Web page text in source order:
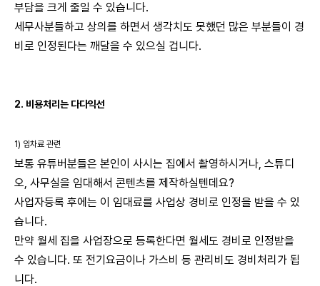
부담을 크게 줄일 수 있습니다.
세무사분들하고 상의를 하면서 생각치도 못했던 많은 부분들이 경
비로 인정된다는 깨달을 수 있으실 겁니다.
2. 비용처리는 다다익선
1) 임차료 관련
보통 유튜버분들은 본인이 사시는 집에서 촬영하시거나, 스튜디
오, 사무실을 임대해서 콘텐츠를 제작하실텐데요?
사업자등록 후에는 이 임대료를 사업상 경비로 인정을 받을 수 있
습니다.
만약 월세 집을 사업장으로 등록한다면 월세도 경비로 인정받을
수 있습니다. 또 전기요금이나 가스비 등 관리비도 경비처리가 됩
니다.